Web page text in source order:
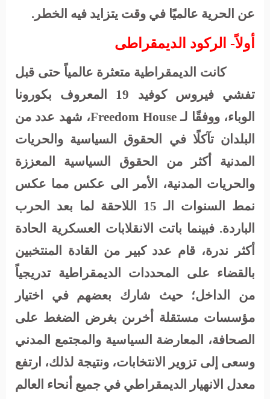
عن الحرية عالميًا في وقت يتزايد فيه الخطر.
أولاً- الركود الديمقراطى
كانت الديمقراطية متعثرة عالمياً حتى قبل
تفشي فيروس كوفيد 19 المعروف بكورونا
الوباء، ووفقًا لـ Freedom House، شهد عدد من
البلدان تآكلًا في الحقوق السياسية والحريات
المدنية أكثر من الحقوق السياسية المعززة
والحريات المدنية، الأمر الى عكس مما عكس
نمط السنوات الـ 15 اللاحقة لما بعد الحرب
الباردة. فبينما باتت الانقلابات العسكرية الحادة
أكثر ندرة، قام عدد كبير من القادة المنتخبين
بالقضاء على المحددات الديمقراطية تدريجياً
من الداخل؛ حيث شارك بعضهم في اختيار
مؤسسات مستقلة أخرىن بغرض الضغط على
الصحافة، المعارضة السياسية والمجتمع المدني
وسعى إلى تزوير الانتخابات، ونتيجة لذلك، ارتفع
معدل الانهيار الديمقراطي في جميع أنحاء العالم